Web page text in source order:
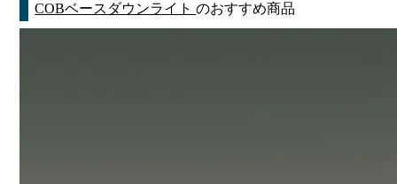
COBベースダウンライトのおすすめ商品